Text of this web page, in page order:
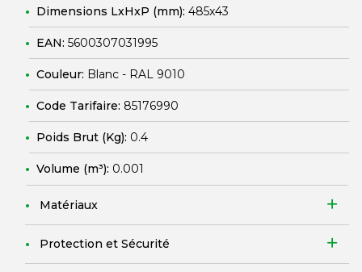
Dimensions LxHxP (mm): 485x43
EAN: 5600307031995
Couleur: Blanc - RAL 9010
Code Tarifaire: 85176990
Poids Brut (Kg): 0.4
Volume (m³): 0.001
Matériaux
Protection et Sécurité